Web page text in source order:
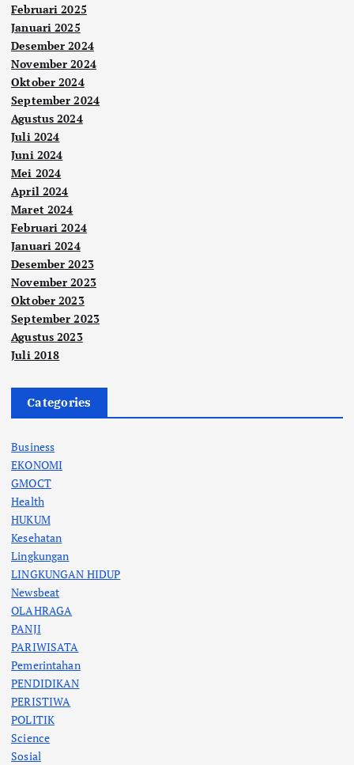
Februari 2025
Januari 2025
Desember 2024
November 2024
Oktober 2024
September 2024
Agustus 2024
Juli 2024
Juni 2024
Mei 2024
April 2024
Maret 2024
Februari 2024
Januari 2024
Desember 2023
November 2023
Oktober 2023
September 2023
Agustus 2023
Juli 2018
Categories
Business
EKONOMI
GMOCT
Health
HUKUM
Kesehatan
Lingkungan
LINGKUNGAN HIDUP
Newsbeat
OLAHRAGA
PANJI
PARIWISATA
Pemerintahan
PENDIDIKAN
PERISTIWA
POLITIK
Science
Sosial